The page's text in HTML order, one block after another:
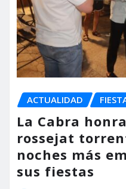
ACTUALIDAD
La Cabra
rossejat
noches más
sus fiestas